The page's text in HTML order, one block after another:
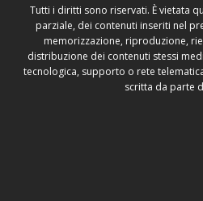
Tutti i diritti sono riservati. È vietata
parziale, dei contenuti inseriti nel
memorizzazione, riproduzione,
distribuzione dei contenuti stessi
tecnologica, supporto o rete
scritta da parte